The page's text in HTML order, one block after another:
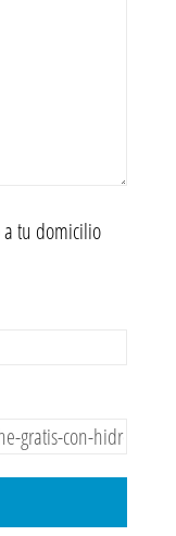
a tu domicilio